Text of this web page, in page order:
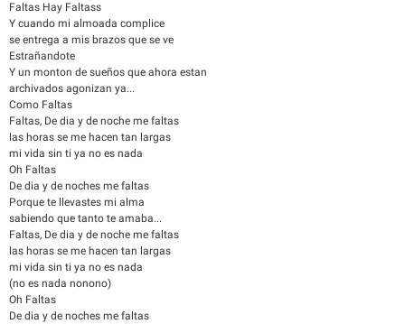
Faltas Hay Faltass
Y cuando mi almoada complice
se entrega a mis brazos que se ve
Estrañandote
Y un monton de sueños que ahora estan
archivados agonizan ya...
Como Faltas
Faltas, De dia y de noche me faltas
las horas se me hacen tan largas
mi vida sin ti ya no es nada
Oh Faltas
De dia y de noches me faltas
Porque te llevastes mi alma
sabiendo que tanto te amaba...
Faltas, De dia y de noche me faltas
las horas se me hacen tan largas
mi vida sin ti ya no es nada
(no es nada nonono)
Oh Faltas
De dia y de noches me faltas